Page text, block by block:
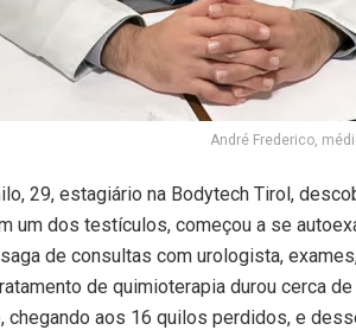
André Frederico,
29, estagiário na Bodytech Tirol,
um dos testículos, começou a se
de consultas com urologista,
de quimioterapia durou cerca
chegando aos 16 quilos perdidos, e